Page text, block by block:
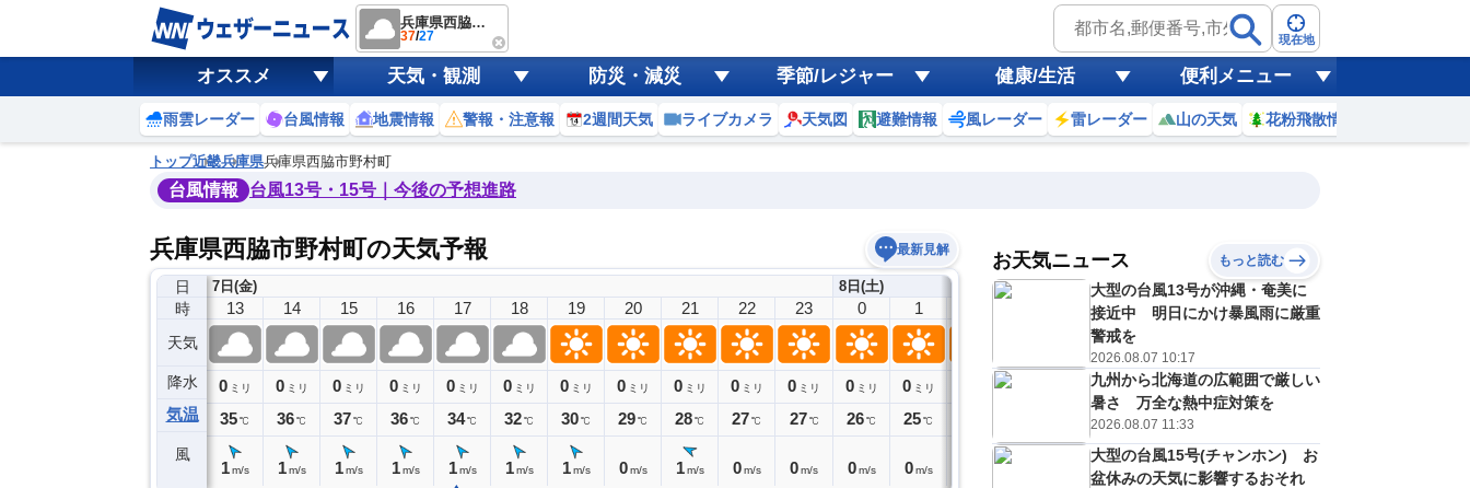
兵庫県西脇市野村町
37/27 現在地
オススメ 天気・観測 防災・減災 季節/レジャー 健康/生活 便利メニュー
雨雲レーダー 台風情報 地震情報 警報・注意報 2週間天気 ライブカメラ 天気図 避難情報 風レーダー 雷レーダー 山の天気 花粉飛散情報
トップ近畿兵庫県兵庫県西脇市野村町
台風情報 台風13号・15号｜今後の予想進路
兵庫県西脇市野村町の天気予報 最新見解
日
時
天気
降水
気温
風
7日(金)
12
0ミリ
33℃
13
0 ミリ
35℃
1 m/s
14
0 ミリ
36℃
1 m/s
15
0 ミリ
37℃
1 m/s
16
0 ミリ
36℃
1 m/s
17
0 ミリ
34℃
1 m/s
18
0 ミリ
32℃
1 m/s
19
0 ミリ
30℃
1 m/s
20
0 ミリ
29℃
0 m/s
21
0 ミリ
28℃
1 m/s
22
0 ミリ
27℃
0 m/s
23
0 ミリ
27 ℃
0m/s
8日(土)
0
0 ミリ
26℃
0 m/s
1
0 ミリ
25℃
0 m/s
4
ミリ
℃
m/s
0 ミリ
25℃
0 m/s
6
0ミリ
25
0m/s
7
0ミリ
0 m/s
8
0ミリ
1
お天気ニュース もっと読む
大型の台風13号が沖縄・奄美に
接近中 明日にかけ暴風雨に厳重
警戒を
2026.08.07 10:17
九州から北海道の広範囲で厳しい
暑さ 万全な熱中症対策を
2026.08.07 11:33
大型の台風15号(チャンホン) お
盆休みの天気に影響するおそれ